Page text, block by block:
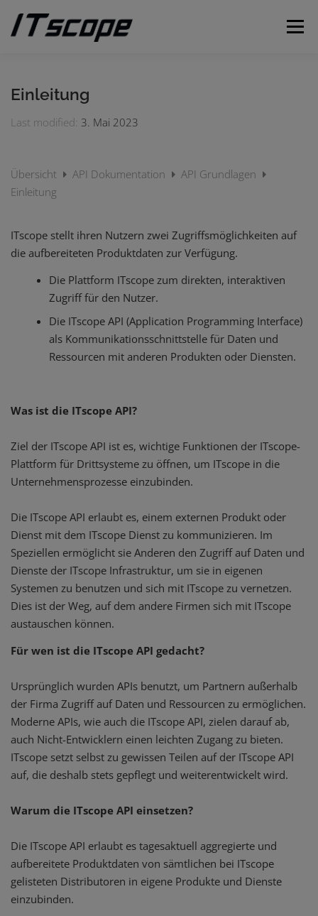
Inhalt
springen
Menü
Englisch
Einleitung
Last modified: 3. Mai 2023
Übersicht API Dokumentation
API Grundlagen
Einleitung
ITscope stellt ihren Nutzern zwei Zugriffsmöglichkeiten auf
die aufbereiteten Produktdaten zur Verfügung.
Die Plattform ITscope zum direkten, interaktiven
Zugriff für den Nutzer.
Die ITscope API (Application Programming Interface)
als Kommunikationsschnittstelle für Daten und
Ressourcen mit anderen Produkten oder Diensten.
Was ist die ITscope API?
Ziel der ITscope API ist es, wichtige Funktionen der ITscope-
Plattform für Drittsysteme zu öffnen, um ITscope in die
Unternehmensprozesse einzubinden.
Die ITscope API erlaubt es, einem externen Produkt oder
Dienst mit dem ITscope Dienst zu kommunizieren. Im
Speziellen ermöglicht sie Anderen den Zugriff auf Daten und
Dienste der ITscope Infrastruktur, um sie in eigenen
Systemen zu benutzen und sich mit ITscope zu vernetzen.
Dies ist der Weg, auf dem andere Firmen sich mit ITscope
austauschen können.
Für wen ist die ITscope API gedacht?
Ursprünglich wurden APIs benutzt, um Partnern außerhalb
der Firma Zugriff auf Daten und Ressourcen zu ermöglichen.
Moderne APIs, wie auch die ITscope API, zielen darauf ab,
auch Nicht-Entwicklern einen leichten Zugang zu bieten.
ITscope setzt selbst zu gewissen Teilen auf der ITscope API
auf, die deshalb stets gepflegt und weiterentwickelt wird.
Warum die ITscope API einsetzen?
Die ITscope API erlaubt es tagesaktuell aggregierte und
aufbereitete Produktdaten von sämtlichen bei ITscope
gelisteten Distributoren in eigene Produkte und Dienste
einzubinden.